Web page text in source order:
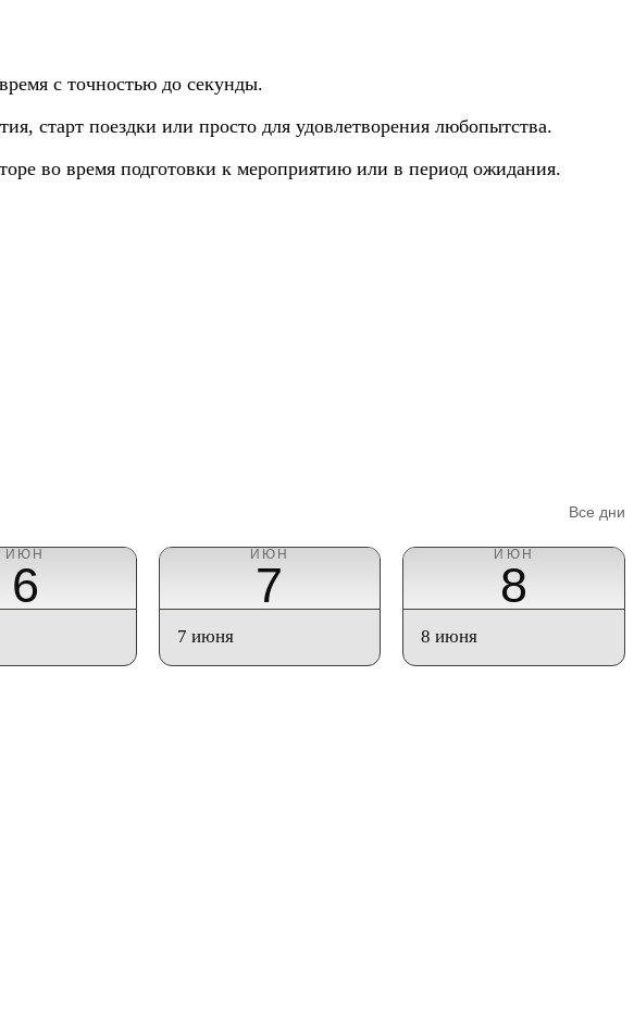
с точностью до секунды.
старт поездки или просто для удовлетворения любопытства.
во время подготовки к мероприятию или в период ожидания.
Все дни
ИЮН
6
ИЮН
7
7 июня
ИЮН
8
8 июня